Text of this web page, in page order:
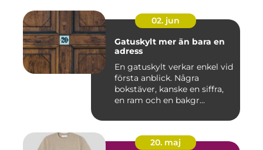
02. jun
Gatuskylt mer än bara en
adress
En gatuskylt verkar enkel vid
första anblick. Några
bokstäver, kanske en siffra,
en ram och en bakgr...
20. maj